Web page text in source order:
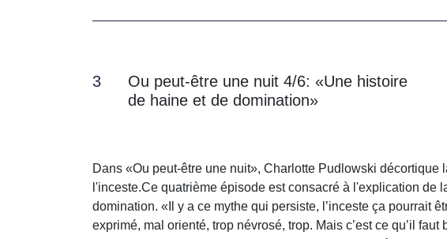
3
Ou peut-être une nuit 4/6: «Une histoire
de haine et de domination»
Dans «Ou peut-être une nuit», Charlotte Pudlowski décortique
l'inceste.Ce quatrième épisode est consacré à l'explication de
domination. «Il y a ce mythe qui persiste, l’inceste ça pourrait
exprimé, mal orienté, trop névrosé, trop. Mais c’est ce qu’il faut